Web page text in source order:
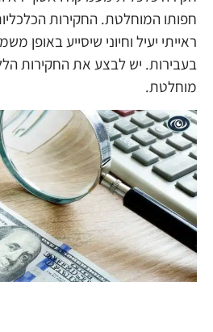
חפותו המוחלטת. החקירות
ראייתי יעיל וחיוני שיסייע באופן
בעבירות. יש לבצע את החקירות
מוחלטת.